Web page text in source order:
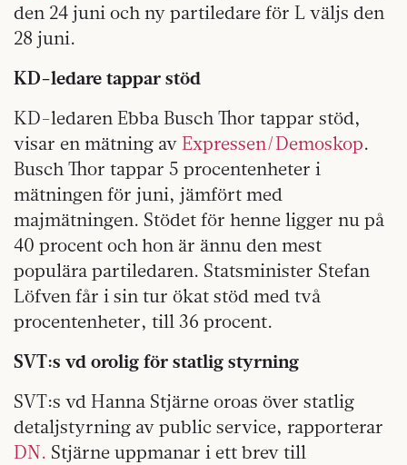
den 24 juni och ny partiledare för L väljs den
28 juni.
KD-ledare tappar stöd
KD-ledaren Ebba Busch Thor tappar stöd,
visar en mätning av Expressen/Demoskop.
Busch Thor tappar 5 procentenheter i
mätningen för juni, jämfört med
majmätningen. Stödet för henne ligger nu på
40 procent och hon är ännu den mest
populära partiledaren. Statsminister Stefan
Löfven får i sin tur ökat stöd med två
procentenheter, till 36 procent.
SVT:s vd orolig för statlig styrning
SVT:s vd Hanna Stjärne oroas över statlig
detaljstyrning av public service, rapporterar
DN. Stjärne uppmanar i ett brev till